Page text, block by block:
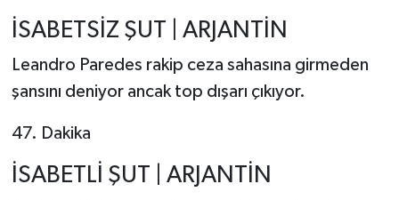
İSABETSİZ ŞUT | ARJANTİN
Leandro Paredes rakip ceza sahasına girmeden
şansını deniyor ancak top dışarı çıkıyor.
47. Dakika
İSABETLİ ŞUT | ARJANTİN